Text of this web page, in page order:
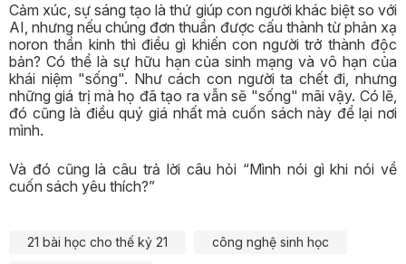
Cảm xúc, sự sáng tạo là thứ giúp con người khác biệt so với
AI, nhưng nếu chúng đơn thuần được cấu thành từ phản xạ
noron thần kinh thì điều gì khiến con người trở thành độc
bản? Có thể là sự hữu hạn của sinh mạng và vô hạn của
khái niệm "sống". Như cách con người ta chết đi, nhưng
những giá trị mà họ đã tạo ra vẫn sẽ "sống" mãi vậy. Có lẽ,
đó cũng là điều quý giá nhất mà cuốn sách này để lại nơi
mình.
Và đó cũng là câu trả lời câu hỏi “Mình nói gì khi nói về
cuốn sách yêu thích?”
21 bài học cho thế kỷ 21
công nghệ sinh học